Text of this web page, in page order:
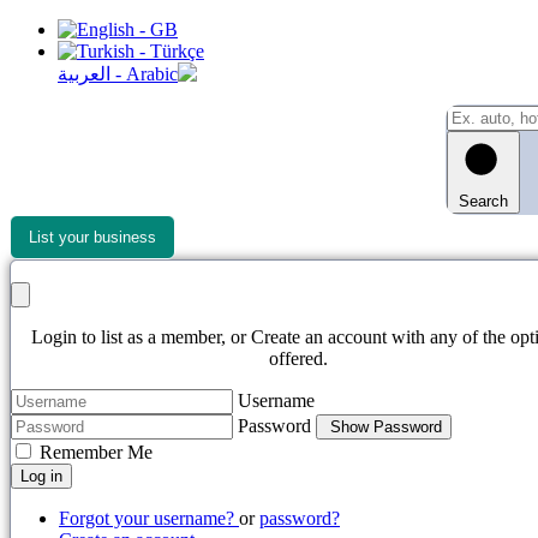
Search
List your business
Login to list as a member, or Create an account with any of the
offered.
Username
Password
Show Password
Remember Me
Log in
Forgot your username? orpassword?